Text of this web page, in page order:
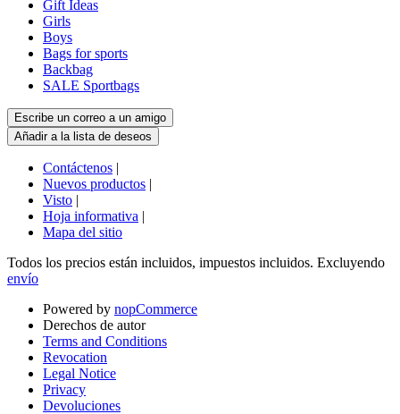
Gift Ideas
Girls
Boys
Bags for sports
Backbag
SALE Sportbags
Contáctenos |
Nuevos productos |
Visto |
Hoja informativa |
Mapa del sitio
Todos los precios están incluidos, impuestos incluidos. Excluyendo
envío
Powered by nopCommerce
Derechos de autor
Terms and Conditions
Revocation
Legal Notice
Privacy
Devoluciones